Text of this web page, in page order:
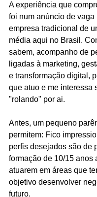
A experiência que
foi num anúncio de vaga
empresa tradicional de
média aqui no Brasil.
sabem, acompanho de
ligadas à marketing,
e transformação digital,
que atuo e me interessa
"rolando" por ai.
Antes, um pequeno
permitem: Fico
perfis desejados são de
formação de 10/15 anos
atuarem em áreas que
objetivo desenvolver
futuro.